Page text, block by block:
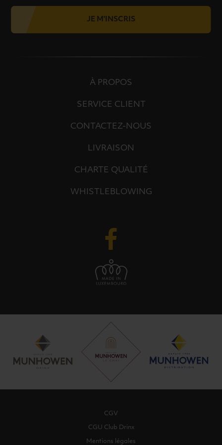
JE M'INSCRIS
À PROPOS
SERVICE CLIENT
CONTACTEZ-NOUS
LIVRAISON
CHARTE QUALITÉ
WHISTLEBLOWING
CGV
CGU Club Drinx
Mentions légales